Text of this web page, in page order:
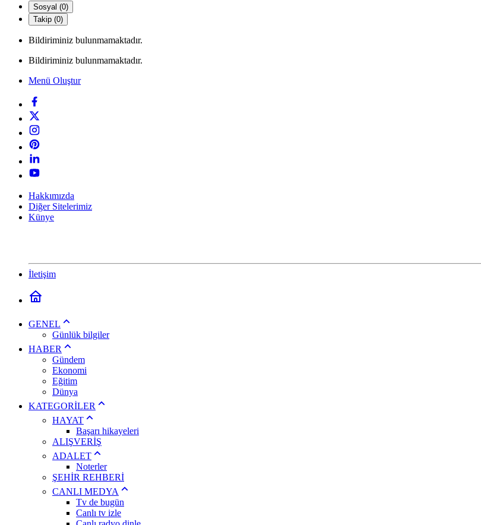
Sosyal (0)
Takip (0)
Bildiriminiz bulunmamaktadır.
Bildiriminiz bulunmamaktadır.
Menü Oluştur
Hakkımızda
Diğer Sitelerimiz
Künye
İletişim
GENEL
Günlük bilgiler
HABER
Gündem
Ekonomi
Eğitim
Dünya
KATEGORİLER
HAYAT
Başarı hikayeleri
ALIŞVERİŞ
ADALET
Noterler
ŞEHİR REHBERİ
CANLI MEDYA
Tv de bugün
Canlı tv izle